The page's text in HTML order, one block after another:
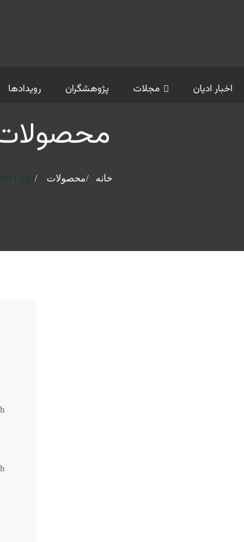
رویدادها پژوهشگران مجلات اخبار ادیان
خانه محصولات Logo